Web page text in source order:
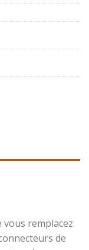
remplacez
de